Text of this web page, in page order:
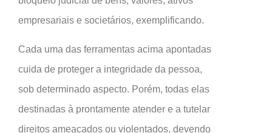
empresariais e societários, exemplificando.
Cada uma das ferramentas acima apontadas
cuida de proteger a integridade da pessoa,
sob determinado aspecto. Porém, todas elas
destinadas à prontamente atender e a tutelar
direitos ameaçados ou violentados, devendo